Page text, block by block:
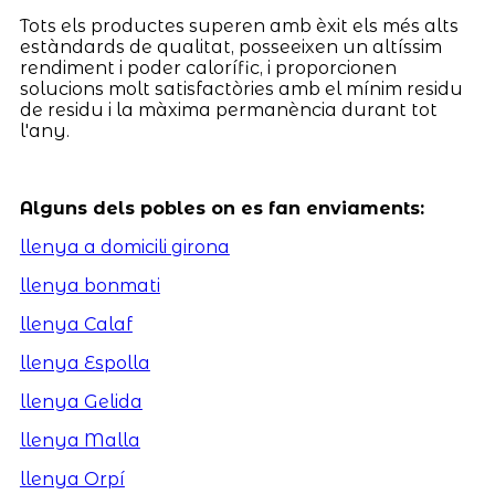
Tots els productes superen amb èxit els més alts
estàndards de qualitat, posseeixen un altíssim
rendiment i poder calorífic, i proporcionen
solucions molt satisfactòries amb el mínim residu
de residu i la màxima permanència durant tot
l'any.
Alguns dels pobles on es fan enviaments:
llenya a domicili girona
llenya bonmati
llenya Calaf
llenya Espolla
llenya Gelida
llenya Malla
llenya Orpí